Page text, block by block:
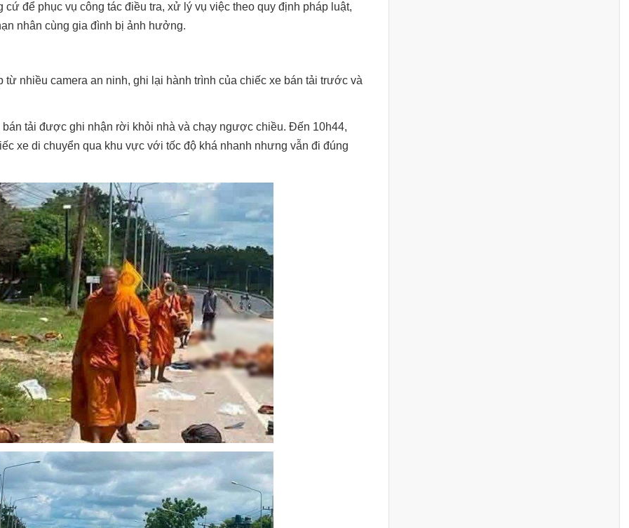
để phục vụ công tác điều tra, xử lý vụ việc theo quy định pháp luật,
nhân cùng gia đình bị ảnh hưởng.
nhiều camera an ninh, ghi lại hành trình của chiếc xe bán tải trước và
tải được ghi nhận rời khỏi nhà và chạy ngược chiều. Đến 10h44,
xe di chuyển qua khu vực với tốc độ khá nhanh nhưng vẫn đi đúng